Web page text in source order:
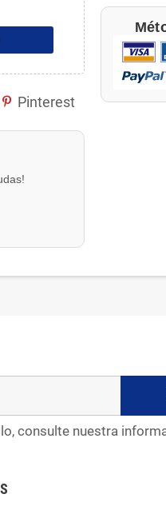
Pinterest
consulte nuestra